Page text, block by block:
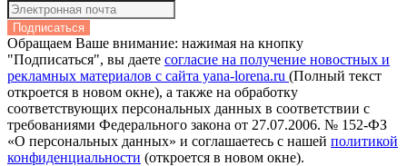
Подписаться
Обращаем Ваше внимание: нажимая на кнопку
"Подписаться", вы даете согласие на получение новостных и
рекламных материалов с сайта yana-lorena.ru (Полный текст
откроется в новом окне), а также на обработку
соответствующих персональных данных в соответствии с
требованиями Федерального закона от 27.07.2006. № 152-ФЗ
«О персональных данных» и соглашаетесь c нашей политикой
конфиденциальности (откроется в новом окне).